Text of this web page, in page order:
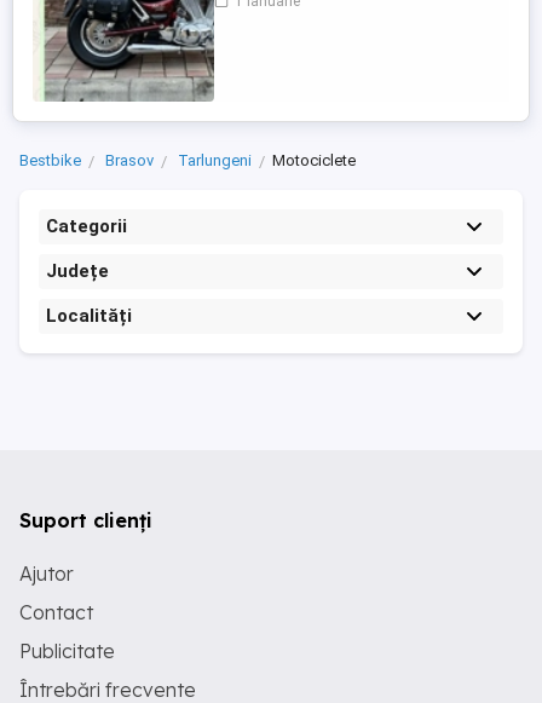
diferenta
Bestbike Brasov Tarlungeni Motociclete
Categorii
Județe
Localități
Suport clienți
Ajutor
Contact
Publicitate
Întrebări frecvente